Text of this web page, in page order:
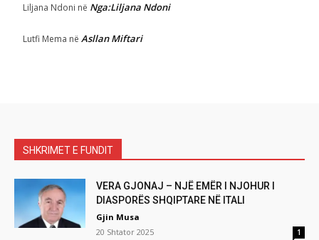
Liljana Ndoni në Nga:Liljana Ndoni
Lutfi Mema në Asllan Miftari
SHKRIMET E FUNDIT
VERA GJONAJ – NJË EMËR I NJOHUR I
DIASPORËS SHQIPTARE NË ITALI
Gjin Musa
20 Shtator 2025
1